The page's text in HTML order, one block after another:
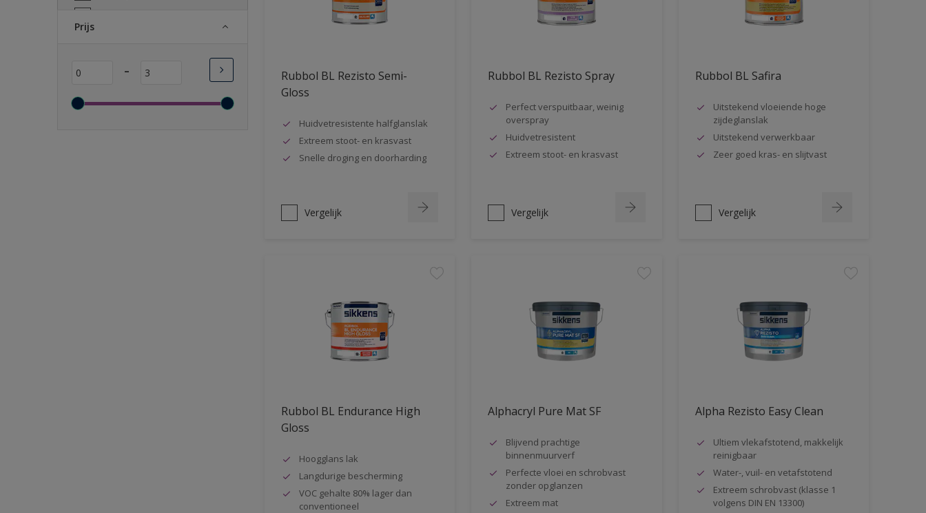
Wasbaar
Sneldrogend
Prijs
-
Rubbol BL Rezisto Semi-
Gloss
Huidvetresistente halfglanslak
Extreem stoot- en krasvast
Snelle droging en doorharding
Vergelijk
Rubbol BL Rezisto Spray
Perfect verspuitbaar, weinig
overspray
Huidvetresistent
Extreem stoot- en krasvast
Vergelijk
Rubbol BL Safira
Uitstekend vloeiende hoge
zijdeglanslak
Uitstekend verwerkbaar
Zeer goed kras- en slijtvast
Vergelijk
Rubbol BL Endurance High
Gloss
Hoogglans lak
Langdurige bescherming
VOC gehalte 80% lager dan
conventioneel
Alphacryl Pure Mat SF
Blijvend prachtige
binnenmuurverf
Perfecte vloei en schrobvast
zonder opglanzen
Extreem mat
Alpha Rezisto Easy Clean
Ultiem vlekafstotend, makkelijk
reinigbaar
Water-, vuil- en vetafstotend
Extreem schrobvast (klasse 1
volgens DIN EN 13300)